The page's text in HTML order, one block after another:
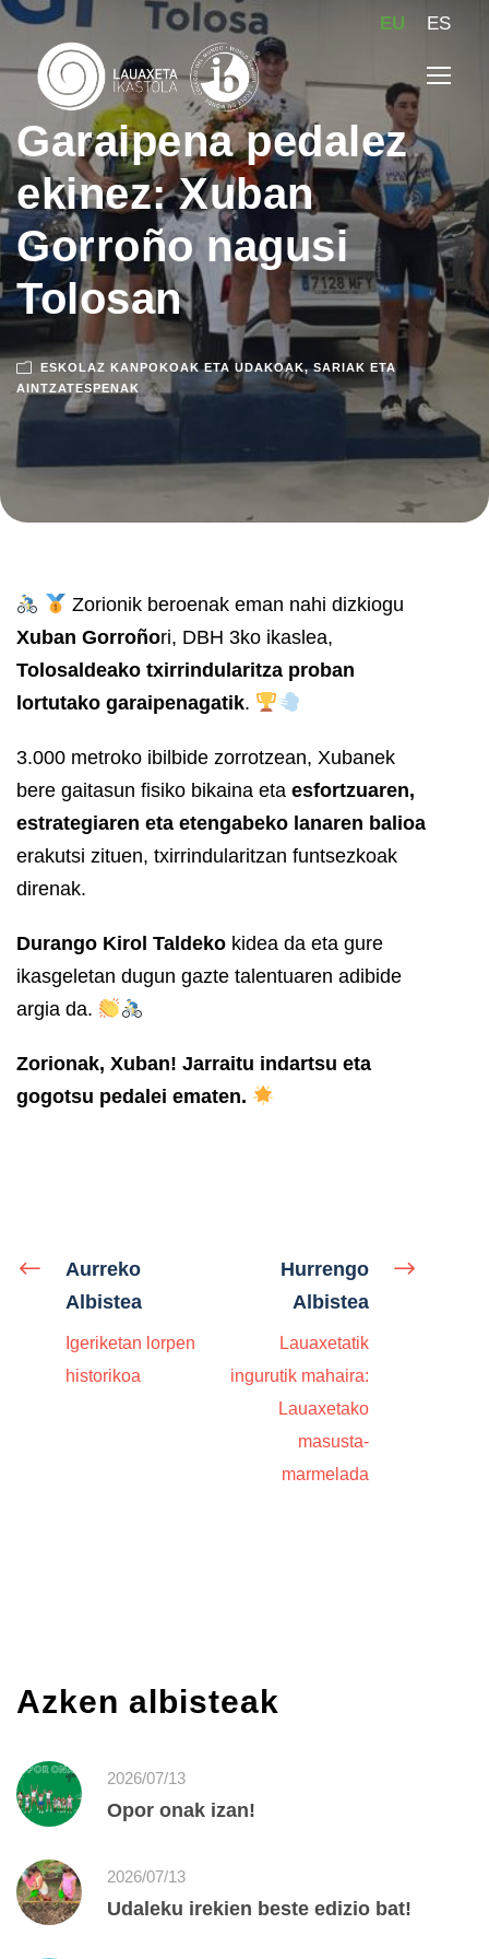
EU ES
Garaipena pedalez
ekinez: Xuban
Gorroño nagusi
Tolosan
ESKOLAZ KANPOKOAK ETA UDAKOAK, SARIAK ETA
AINTZATESPENAK
Zorionik beroenak eman nahi dizkiogu
Xuban Gorroñori, DBH 3ko ikaslea,
Tolosaldeako txirrindularitza proban
lortutako garaipenagatik.
3.000 metroko ibilbide zorrotzean, Xubanek
bere gaitasun fisiko bikaina eta esfortzuaren,
estrategiaren eta etengabeko lanaren balioa
erakutsi zituen, txirrindularitzan funtsezkoak
direnak.
Durango Kirol Taldeko kidea da eta gure
ikasgeletan dugun gazte talentuaren adibide
argia da.
Zorionak, Xuban! Jarraitu indartsu eta
gogotsu pedalei ematen.
Aurreko
Albistea
Igeriketan lorpen
historikoa
Hurrengo
Albistea
Lauaxetatik
ingurutik mahaira:
Lauaxetako
masusta-
marmelada
Azken albisteak
2026/07/13
Opor onak izan!
2026/07/13
Udaleku irekien beste edizio bat!